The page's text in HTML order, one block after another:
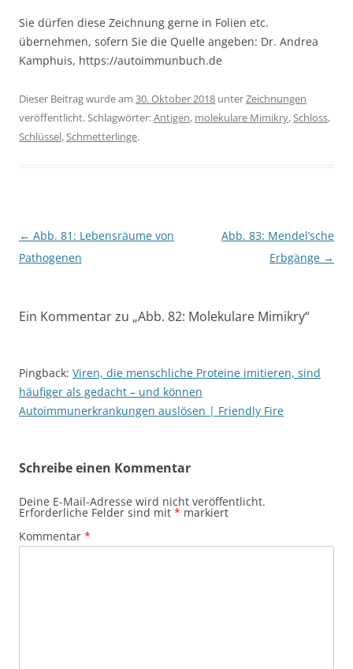
Sie dürfen diese Zeichnung gerne in Folien etc.
übernehmen, sofern Sie die Quelle angeben: Dr. Andrea
Kamphuis, https://autoimmunbuch.de
Dieser Beitrag wurde am 30. Oktober 2018 unterZeichnungen
veröffentlicht. Schlagwörter:Antigen, molekulare Mimikry,Schloss,
Schlüssel,Schmetterlinge.
Beitragsnavigation
← Abb. 81: Lebensräume von
Pathogenen
Abb. 83: Mendel’sche
Erbgänge →
Ein Kommentar zu „Abb. 82: Molekulare Mimikry“
Pingback: Viren, die menschliche Proteine imitieren, sind
häufiger als gedacht – und können
Autoimmunerkrankungen auslösen | Friendly Fire
Schreibe einen Kommentar
Deine E-Mail-Adresse wird nicht veröffentlicht.
Erforderliche Felder sind mit * markiert
Kommentar *